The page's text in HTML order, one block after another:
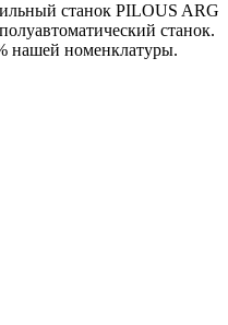
станок PILOUS ARG
станок.
нашей номенклатуры.